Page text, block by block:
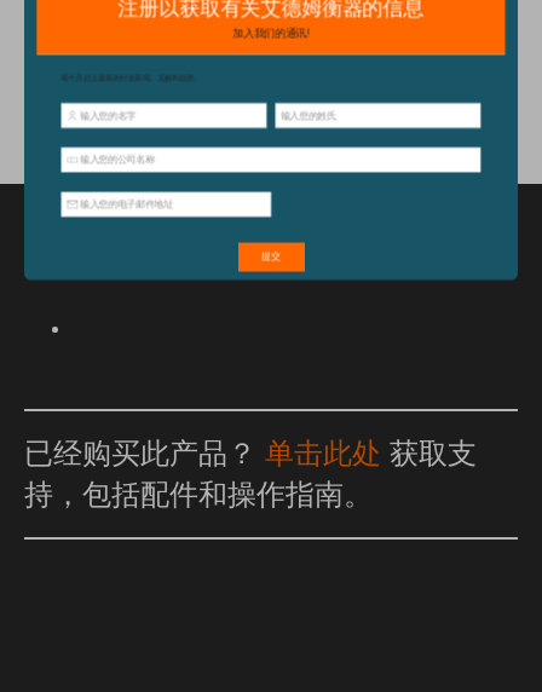
技术规格
配件
特点和优点
已经购买此产品？ 单击此处 获取支
持，包括配件和操作指南。